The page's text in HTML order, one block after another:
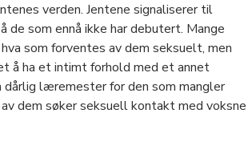
verden. Jentene signaliserer til
de som ennå ikke har debutert. Mange
som forventes av dem seksuelt, men
å ha et intimt forhold med et annet
læremester for den som mangler
dem søker seksuell kontakt med voksne